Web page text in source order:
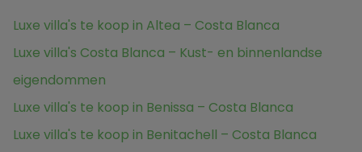
Luxe villa's te koop in Altea – Costa Blanca
Luxe villa's Costa Blanca – Kust- en binnenlandse
eigendommen
Luxe villa's te koop in Benissa – Costa Blanca
Luxe villa's te koop in Benitachell – Costa Blanca